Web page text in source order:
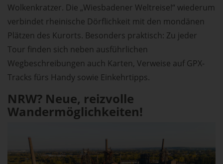
Wolkenkratzer. Die „Wiesbadener Weltreise!“ wiederum
verbindet rheinische Dörflichkeit mit den mondänen
Plätzen des Kurorts. Besonders praktisch: Zu jeder
Tour finden sich neben ausführlichen
Wegbeschreibungen auch Karten, Verweise auf GPX-
Tracks fürs Handy sowie Einkehrtipps.
NRW? Neue, reizvolle
Wandermöglichkeiten!